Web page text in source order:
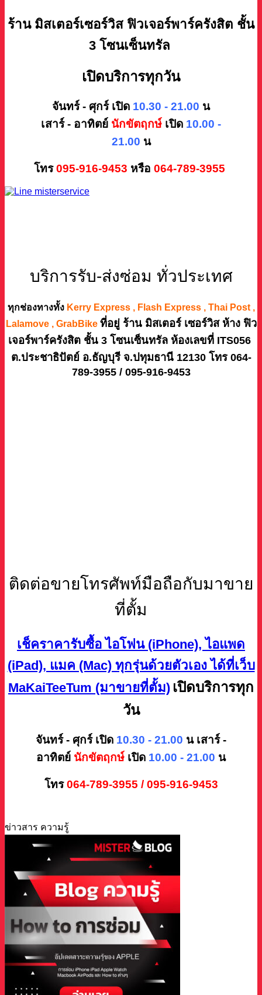
ร้าน มิสเตอร์เซอร์วิส ฟิวเจอร์พาร์ครังสิต ชั้น
3 โซนเซ็นทรัล
เปิดบริการทุกวัน
จันทร์ - ศุกร์ เปิด 10.30 - 21.00 น
เสาร์ - อาทิตย์ นักขัตฤกษ์ เปิด 10.00 -
21.00 น
โทร095-916-9453 หรือ 064-789-3955
บริการรับ-ส่งซ่อม ทั่วประเทศ
ทุกช่องทางทั้ง Kerry Express , Flash Express , Thai Post ,
Lalamove , GrabBike ที่อยู่ ร้าน มิสเตอร์ เซอร์วิส ห้าง ฟิว
เจอร์พาร์ครังสิต ชั้น 3 โซนเซ็นทรัล ห้องเลขที่ ITS056
ต.ประชาธิปัตย์ อ.ธัญบุรี จ.ปทุมธานี 12130 โทร 064-
789-3955 / 095-916-9453
ติดต่อขายโทรศัพท์มือถือกับมาขาย
ที่ตั้ม
เช็คราคารับซื้อ ไอโฟน (iPhone), ไอแพด
(iPad), แมค (Mac) ทุกรุ่นด้วยตัวเอง ได้ที่เว็บ
MaKaiTeeTum (มาขายที่ตั้ม) เปิดบริการทุก
วัน
จันทร์ - ศุกร์ เปิด 10.30 - 21.00 น เสาร์ -
อาทิตย์ นักขัตฤกษ์ เปิด 10.00 - 21.00 น
โทร064-789-3955 / 095-916-9453
ข่าวสาร ความรู้